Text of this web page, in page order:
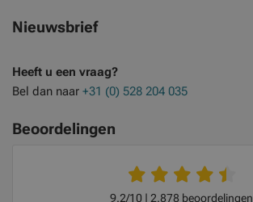
Nieuwsbrief
Heeft u een vraag?
Bel dan naar +31 (0) 528 204 035
Beoordelingen
9.2/10 2.878 beoordelingen